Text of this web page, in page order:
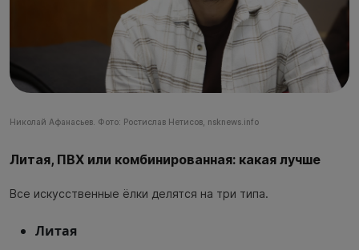
Николай Афанасьев. Фото: Ростислав Нетисов, nsknews.info
Литая, ПВХ или комбинированная: какая лучше
Все искусственные ёлки делятся на три типа.
Литая